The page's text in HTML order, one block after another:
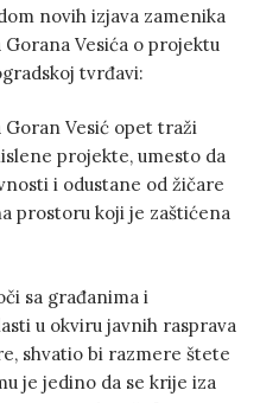
novih izjava zamenika
Vesića o projektu
tvrđavi:
Vesić opet traži
projekte, umesto da
i odustane od žičare
prostoru koji je zaštićena
sa građanima i
u okviru javnih rasprava
shvatio bi razmere štete
je jedino da se krije iza